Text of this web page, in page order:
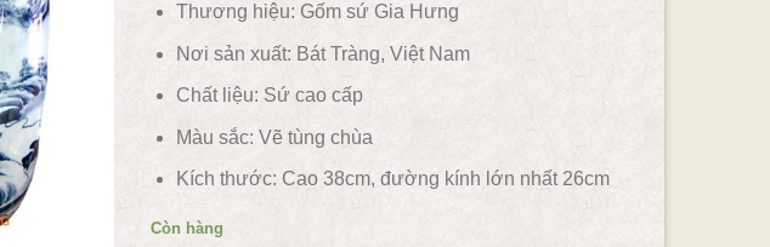
Thương hiệu: Gốm sứ Gia Hưng
Nơi sản xuất: Bát Tràng, Việt Nam
Chất liệu: Sứ cao cấp
Màu sắc: Vẽ tùng chùa
Kích thước: Cao 38cm, đường kính lớn nhất 26cm
Còn hàng